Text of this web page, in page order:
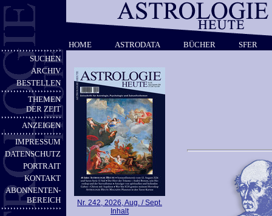
SUCHEN
ARCHIV
BESTELLEN
THEMEN
DER ZEIT
ANZEIGEN
IMPRESSUM
DATENSCHUTZ
PORTRAIT
KONTAKT
ABONNENTEN-
BEREICH
HOME ASTRODATA BÜCHER SFER
Nr. 242, 2026, Aug. / Sept.
Inhalt